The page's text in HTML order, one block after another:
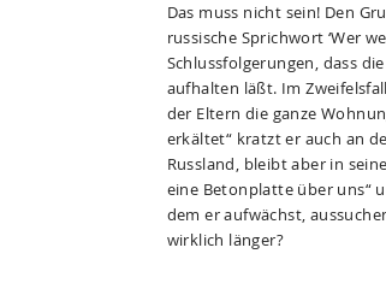
Das muss nicht sein! Den
russische Sprichwort ‘Wer
Schlussfolgerungen, dass
aufhalten läßt. Im
der Eltern die ganze
erkältet“ kratzt er auch an
Russland, bleibt aber in
eine Betonplatte über uns“
dem er aufwächst,
wirklich länger?